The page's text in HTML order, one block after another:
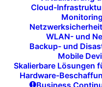
Cloud-
WLAN- und
Backup- und
Mobile
Skalierbare Lösungen
Hardware-
Business
Huddle
funktional
Wege
Unsere Huddle-Space-